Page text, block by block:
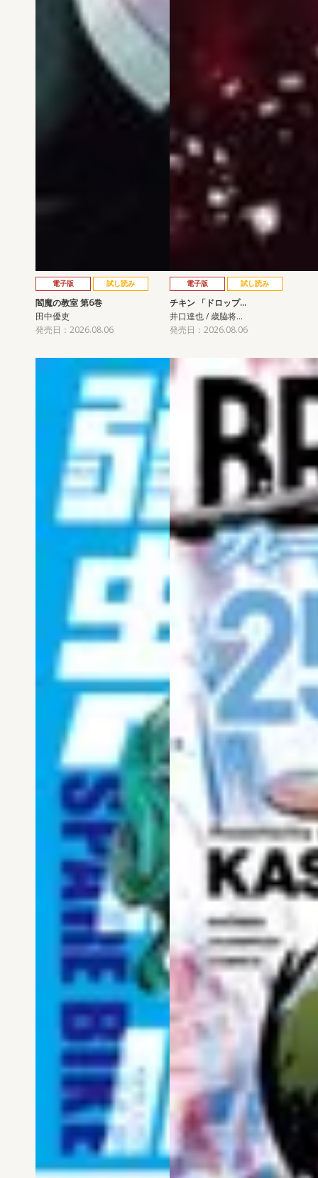
電子版 試し読み
閻魔の教室 第6巻
田中優吏
発売日：2026.08.06
電子版 試し読み
チキン 「ドロップ…
井口達也 / 歳脇将…
発売日：2026.08.06